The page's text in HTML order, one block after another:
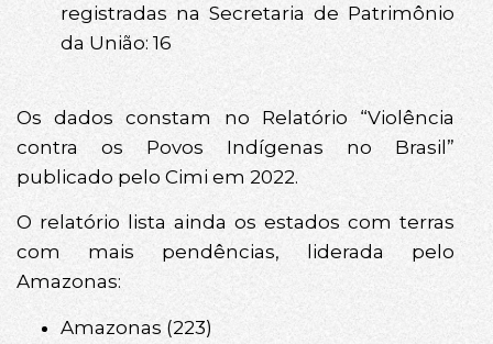
registradas na Secretaria de Patrimônio
da União: 16
Os dados constam no Relatório “Violência
contra os Povos Indígenas no Brasil”
publicado pelo Cimi em 2022.
O relatório lista ainda os estados com terras
com mais pendências, liderada pelo
Amazonas:
Amazonas (223)